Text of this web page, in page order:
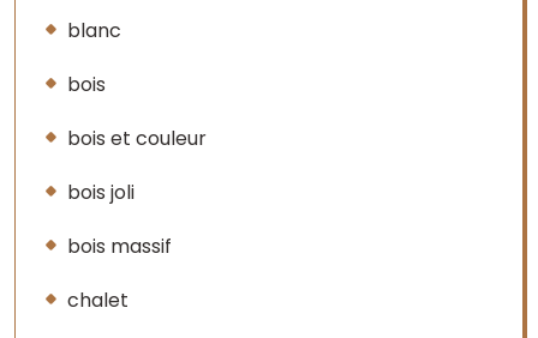
blanc
bois
bois et couleur
bois joli
bois massif
chalet